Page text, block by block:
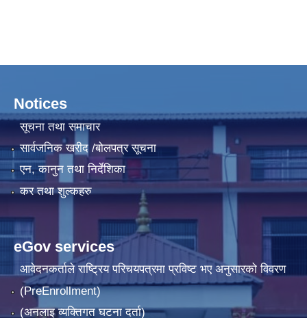
Notices
सूचना तथा समाचार
सार्वजनिक खरीद /बोलपत्र सूचना
एन, कानुन तथा निर्देशिका
कर तथा शुल्कहरु
eGov services
आवेदनकर्ताले राष्‍ट्रिय परिचयपत्रमा प्रविष्ट भए अनुसारको विवरण
(PreEnrollment)
(अनलाइ व्यक्तिगत घटना दर्ता)